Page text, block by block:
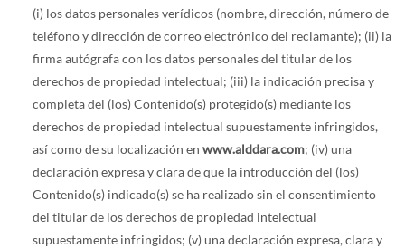
(i) los datos personales verídicos (nombre, dirección, número de
teléfono y dirección de correo electrónico del reclamante); (ii) la
firma autógrafa con los datos personales del titular de los
derechos de propiedad intelectual; (iii) la indicación precisa y
completa del (los) Contenido(s) protegido(s) mediante los
derechos de propiedad intelectual supuestamente infringidos,
así como de su localización en www.alddara.com; (iv) una
declaración expresa y clara de que la introducción del (los)
Contenido(s) indicado(s) se ha realizado sin el consentimiento
del titular de los derechos de propiedad intelectual
supuestamente infringidos; (v) una declaración expresa, clara y